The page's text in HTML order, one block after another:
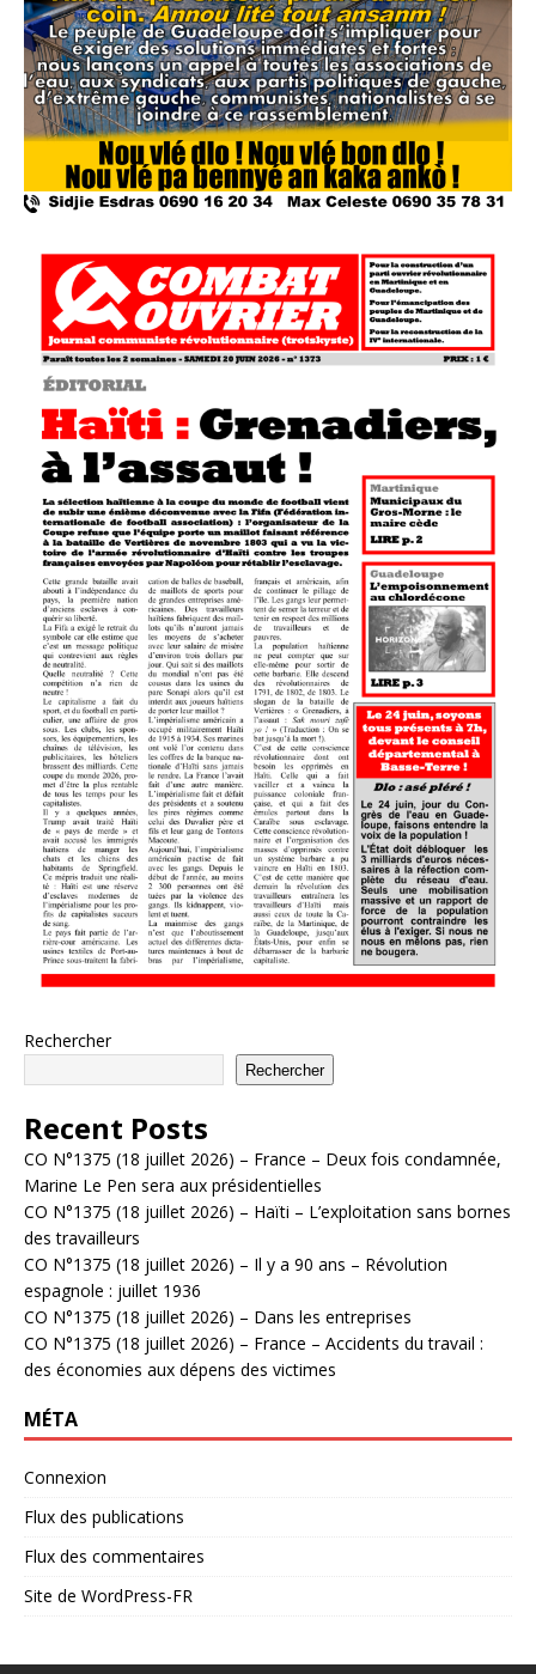
Rechercher
Rechercher
Recent Posts
CO N°1375 (18 juillet 2026) – France – Deux fois condamnée,
Marine Le Pen sera aux présidentielles
CO N°1375 (18 juillet 2026) – Haïti – L’exploitation sans bornes
des travailleurs
CO N°1375 (18 juillet 2026) – Il y a 90 ans – Révolution
espagnole : juillet 1936
CO N°1375 (18 juillet 2026) – Dans les entreprises
CO N°1375 (18 juillet 2026) – France – Accidents du travail :
des économies aux dépens des victimes
MÉTA
Connexion
Flux des publications
Flux des commentaires
Site de WordPress-FR